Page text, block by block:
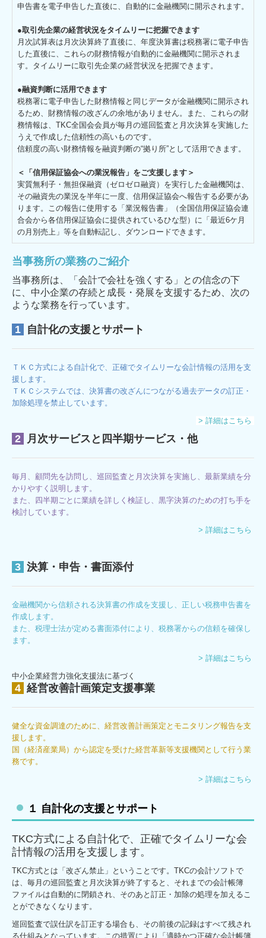
申告書を電子申告した直後に、自動的に金融機関に開示されます。
●取引先企業の経営状況をタイムリーに把握できます
月次試算表は月次決算終了直後に、年度決算書は税務署に電子申告
した直後に、これらの財務情報が自動的に金融機関に開示されま
す。タイムリーに取引先企業の経営状況を把握できます。
●融資判断に活用できます
税務署に電子申告した財務情報と同じデータが金融機関に開示され
るため、財務情報の改ざんの余地がありません。また、これらの財
務情報は、TKC全国会会員が毎月の巡回監査と月次決算を実施した
うえで作成した信頼性の高いものです。
信頼度の高い財務情報を融資判断の“拠り所”として活用できます。
＜「信用保証協会への業況報告」をご支援します＞
実質無利子・無担保融資（ゼロゼロ融資）を実行した金融機関は、
その融資先の業況を半年に一度、信用保証協会へ報告する必要があ
ります。この報告に使用する「業況報告書」（全国信用保証協会連
合会から各信用保証協会に提供されているひな型）に「最近6ケ月
の月別売上」等を自動転記し、ダウンロードできます。
当事務所の業務のご紹介
当事務所は、「会計で会社を強くする」との信念の下
に、中小企業の存続と成長・発展を支援するため、次の
ような業務を行っています。
1 自計化の支援とサポート
ＴＫＣ方式による自計化で、正確でタイムリーな会計情報の活用を支
援します。
ＴＫＣシステムでは、決算書の改ざんにつながる過去データの訂正・
加除処理を禁止しています。
> 詳細はこちら
2 月次サービスと四半期サービス・他
毎月、顧問先を訪問し、巡回監査と月次決算を実施し、最新業績を分
かりやすく説明します。
また、四半期ごとに業績を詳しく検証し、黒字決算のための打ち手を
検討しています。
> 詳細はこちら
3 決算・申告・書面添付
金融機関から信頼される決算書の作成を支援し、正しい税務申告書を
作成します。
また、税理士法が定める書面添付により、税務署からの信頼を確保し
ます。
> 詳細はこちら
中小企業経営力強化支援法に基づく
4 経営改善計画策定支援事業
健全な資金調達のために、経営改善計画策定とモニタリング報告を支
援します。
国（経済産業局）から認定を受けた経営革新等支援機関として行う業
務です。
> 詳細はこちら
１ 自計化の支援とサポート
TKC方式による自計化で、正確でタイムリーな会
計情報の活用を支援します。
TKC方式とは「改ざん禁止」ということです。TKCの会計ソフトで
は、毎月の巡回監査と月次決算が終了すると、それまでの会計帳簿
ファイルは自動的に閉鎖され、そのあと訂正・加除の処理を加えるこ
とができなくなります。
巡回監査で誤仕訳を訂正する場合も、その前後の記録はすべて残され
る仕組みとなっています。この措置により「適時かつ正確な会計帳簿